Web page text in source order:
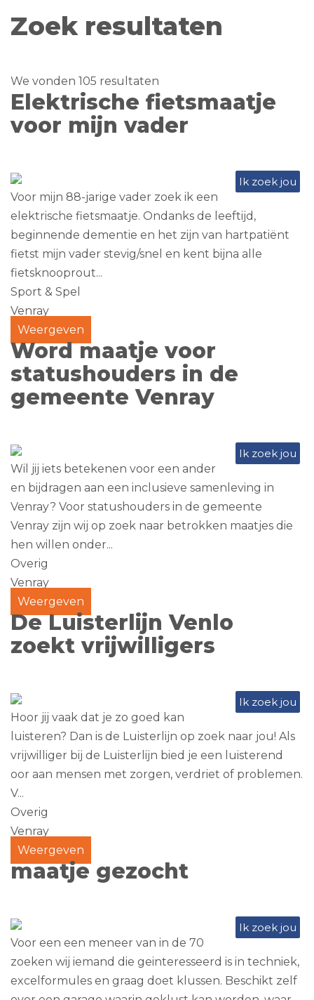
Zoek resultaten
We vonden 105 resultaten
Elektrische fietsmaatje
voor mijn vader
Ik zoek jou
Voor mijn 88-jarige vader zoek ik een
elektrische fietsmaatje. Ondanks de leeftijd,
beginnende dementie en het zijn van hartpatiënt
fietst mijn vader stevig/snel en kent bijna alle
fietsknooprout...
Sport & Spel
Venray
Weergeven
Word maatje voor
statushouders in de
gemeente Venray
Ik zoek jou
Wil jij iets betekenen voor een ander
en bijdragen aan een inclusieve samenleving in
Venray? Voor statushouders in de gemeente
Venray zijn wij op zoek naar betrokken maatjes die
hen willen onder...
Overig
Venray
Weergeven
De Luisterlijn Venlo
zoekt vrijwilligers
Ik zoek jou
Hoor jij vaak dat je zo goed kan
luisteren? Dan is de Luisterlijn op zoek naar jou! Als
vrijwilliger bij de Luisterlijn bied je een luisterend
oor aan mensen met zorgen, verdriet of problemen.
V...
Overig
Venray
Weergeven
maatje gezocht
Ik zoek jou
Voor een een meneer van in de 70
zoeken wij iemand die geinteresseerd is in techniek,
excelformules en graag doet klussen. Beschikt zelf